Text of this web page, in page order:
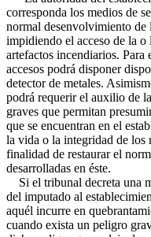
corresponda los medios de
normal desenvolvimiento de
impidiendo el acceso de la o
artefactos incendiarios. Para
accesos podrá disponer
detector de metales.
podrá requerir el auxilio de
graves que permitan
que se encuentran en el
la vida o la integridad de los
finalidad de restaurar el
desarrolladas en éste.
Si el tribunal decreta una
del imputado al
aquél incurre en
cuando exista un peligro